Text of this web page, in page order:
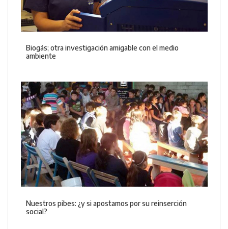
Biogás; otra investigación amigable con el medio
ambiente
Nuestros pibes: ¿y si apostamos por su reinserción
social?